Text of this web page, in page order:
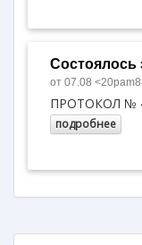
от 07.08
ПРОТОКОЛ №
подробнее